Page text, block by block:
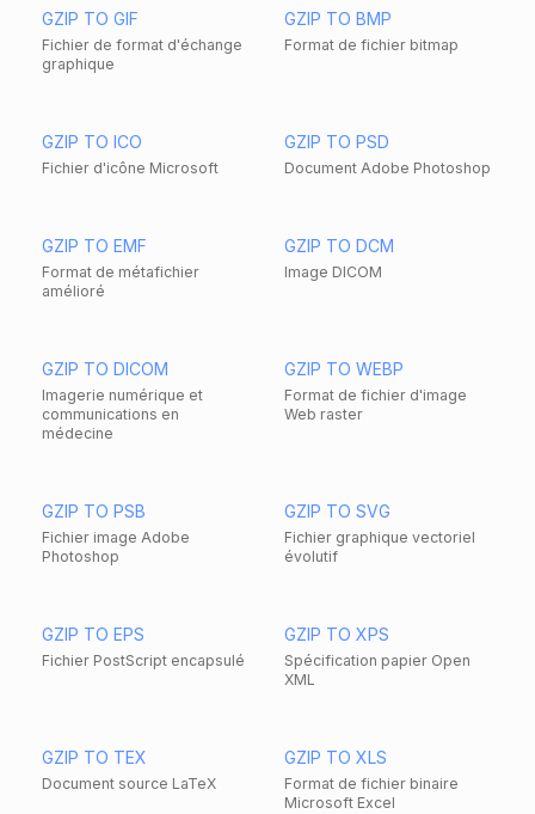
GZIP TO GIF
Fichier de format d'échange
graphique
GZIP TO BMP
Format de fichier bitmap
GZIP TO ICO
Fichier d'icône Microsoft
GZIP TO PSD
Document Adobe Photoshop
GZIP TO EMF
Format de métafichier
amélioré
GZIP TO DCM
Image DICOM
GZIP TO DICOM
Imagerie numérique et
communications en
médecine
GZIP TO WEBP
Format de fichier d'image
Web raster
GZIP TO PSB
Fichier image Adobe
Photoshop
GZIP TO SVG
Fichier graphique vectoriel
évolutif
GZIP TO EPS
Fichier PostScript encapsulé
GZIP TO XPS
Spécification papier Open
XML
GZIP TO TEX
Document source LaTeX
GZIP TO XLS
Format de fichier binaire
Microsoft Excel